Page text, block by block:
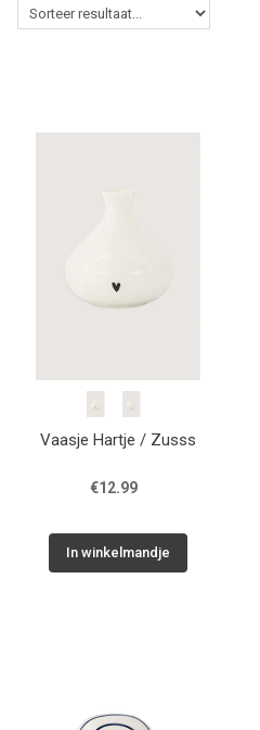
AGENDA'S 2026
AAN TAFEL
FOOD
KIDS
Vaasje Hartje / Zusss
€12.99
In winkelmandje